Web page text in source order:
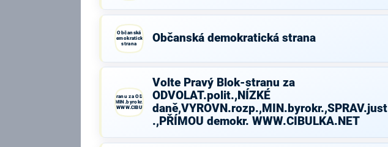
Občanská
demokratická
strana
Občanská demokratická strana
Volte Pravý Blok-stranu za ODVOLAT.polit.,NÍZKÉ
daně,VYROVN.rozp.,MIN.byrokr.,SPRAV.just.,PŘÍMOU
demokr. WWW.CIBULKA.NET
Volte Pravý Blok-stranu za
ODVOLAT.polit.,NÍZKÉ
daně,VYROVN.rozp.,MIN.byrokr.,SPRAV.just
.,PŘÍMOU demokr. WWW.CIBULKA.NET